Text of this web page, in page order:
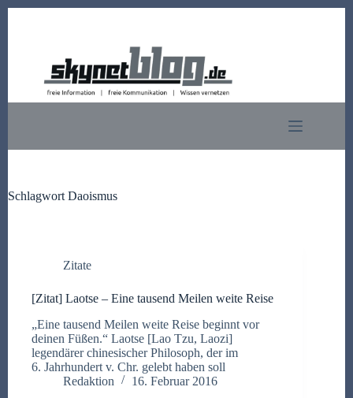
Schlagwort Daoismus
Zitate
[Zitat] Laotse – Eine tausend Meilen weite Reise
„Eine tausend Meilen weite Reise beginnt vor
deinen Füßen.“ Laotse [Lao Tzu, Laozi]
legendärer chinesischer Philosoph, der im
6. Jahrhundert v. Chr. gelebt haben soll
Redaktion
16. Februar 2016